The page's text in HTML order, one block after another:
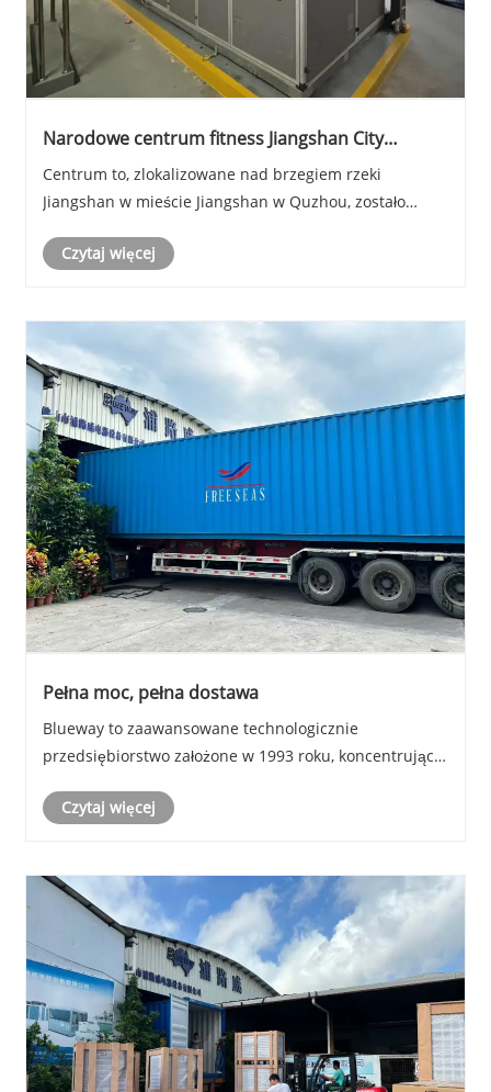
Narodowe centrum fitness Jiangshan City
Centrum to, zlokalizowane nad brzegiem rzeki
Jiangshan w mieście Jiangshan w Quzhou, zostało
Czytaj więcej
Pełna moc, pełna dostawa
Blueway to zaawansowane technologicznie
przedsiębiorstwo założone w 1993 roku, koncentrujące
agregatów wody lodowej, produkujące i eksportujące
energooszczędne d......
Czytaj więcej